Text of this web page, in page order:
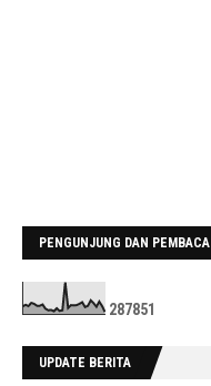
PENGUNJUNG DAN PEMBACA
287851
UPDATE BERITA